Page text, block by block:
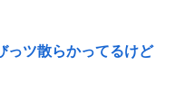
っツ散らかってるけど